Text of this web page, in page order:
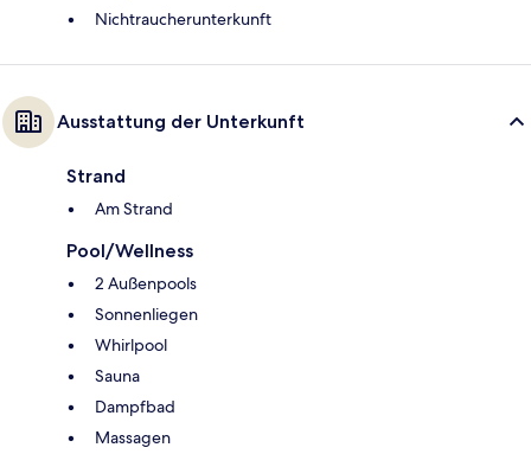
Nichtraucherunterkunft
Ausstattung der Unterkunft
Strand
Am Strand
Pool/Wellness
2 Außenpools
Sonnenliegen
Whirlpool
Sauna
Dampfbad
Massagen